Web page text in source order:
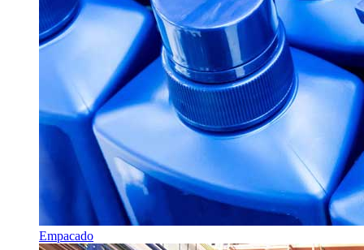
Empacado